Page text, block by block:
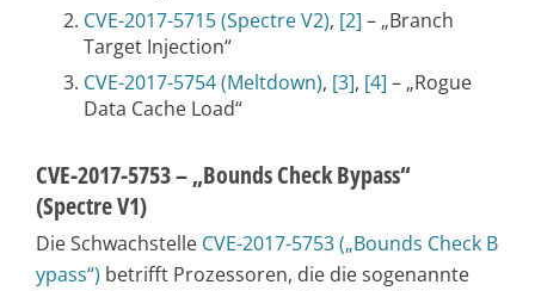
CVE-2017-5715 (Spectre V2), [2] – „Branch
Target Injection“
CVE-2017-5754 (Meltdown), [3], [4] – „Rogue
Data Cache Load“
CVE-2017-5753 – „Bounds Check Bypass“
(Spectre V1)
Die Schwachstelle CVE-2017-5753 („Bounds Check B
ypass“) betrifft Prozessoren, die die sogenannte